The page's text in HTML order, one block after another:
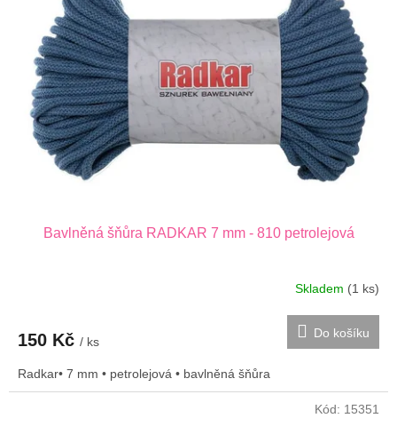
Bavlněná šňůra RADKAR 7 mm - 810 petrolejová
Skladem (1 ks)
150 Kč / ks
Do košíku
Radkar• 7 mm • petrolejová • bavlněná šňůra
Kód: 15351